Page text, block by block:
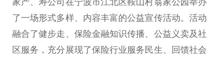
了一场形式多样、内容丰富的公益宣传活动。活动
融合了健步走、保险金融知识传播、公益义卖及社
区服务，充分展现了保险行业服务民生、回馈社会